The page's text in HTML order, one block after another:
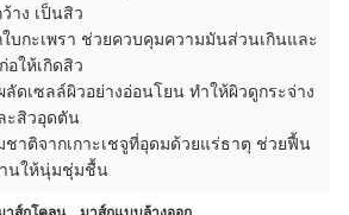
าง เป็นสิว
บกะเพรา ช่วยควบคุมความมันส่วนเกินและ
อให้เกิดสิว
ลัดเซลล์ผิวอย่างอ่อนโยน ทำให้ผิวดูกระจ่าง
ะสิวอุดตัน
าติจากเกาะเชจูที่อุดมด้วยแร่ธาตุ ช่วยฟื้น
านให้นุ่มชุ่มชื้น